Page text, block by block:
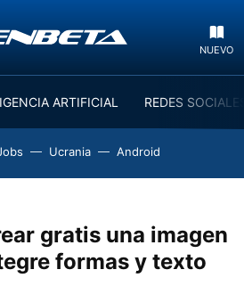
NUEVO
ARTIFICIAL REDES
Ucrania Android
gratis una imagen
formas y texto